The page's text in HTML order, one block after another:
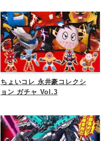
ちょいコレ 永井豪コレクシ
ョン ガチャ Vol.3